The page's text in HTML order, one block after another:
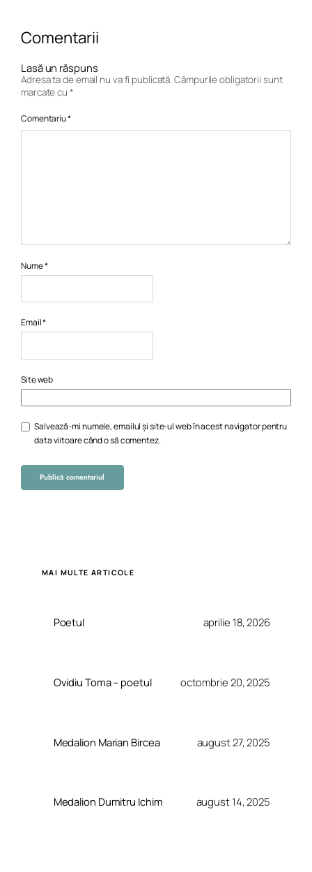
Comentarii
Lasă un răspuns
Adresa ta de email nu va fi publicată. Câmpurile obligatorii sunt
marcate cu *
Comentariu*
Nume*
Email*
Site web
Salvează-mi numele, emailul și site-ul web în acest navigator pentru
data viitoare când o să comentez.
MAI MULTE ARTICOLE
Poetul aprilie 18, 2026
Ovidiu Toma – poetul octombrie 20, 2025
Medalion Marian Bircea august 27, 2025
Medalion Dumitru Ichim august 14, 2025